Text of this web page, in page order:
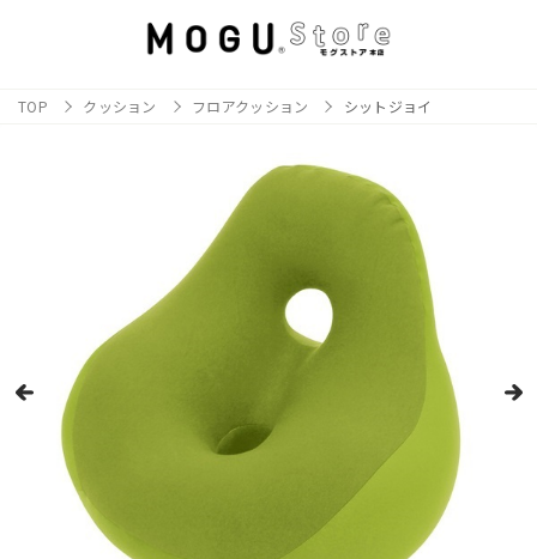
TOP クッション フロアクッション シットジョイ